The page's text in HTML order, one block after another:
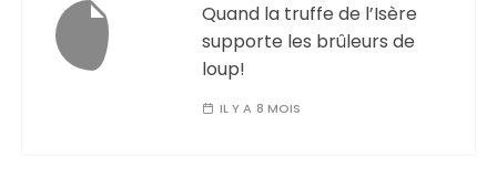
Quand la truffe de l’Isère
supporte les brûleurs de
loup!
IL Y A 8 MOIS